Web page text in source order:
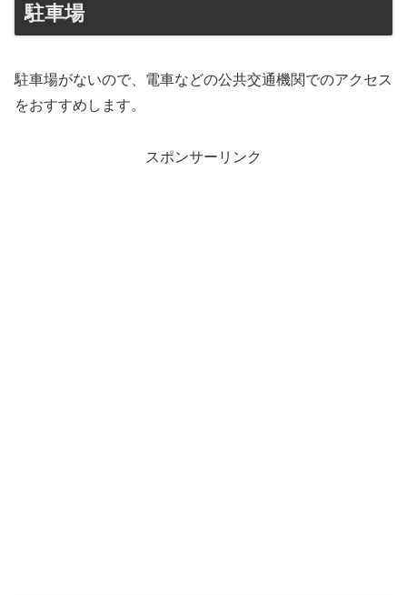
駐車場
駐車場がないので、電車などの公共交通機関でのアクセス
をおすすめします。
スポンサーリンク